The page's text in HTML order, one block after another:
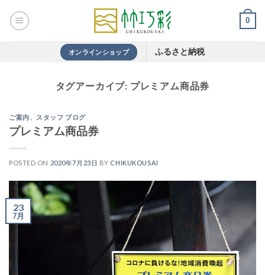
0
オンラインショップ ふるさと納税
タグアーカイブ: プレミアム商品券
ご案内、 スタッフ ブログ
プレミアム商品券
POSTED ON 2020年7月23日 BY CHIKUKOUSAI
23
7月